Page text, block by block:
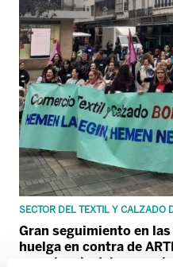
SECTOR DEL TEXTIL Y CALZADO
Gran seguimiento en
huelga en contra de
prevalencia del